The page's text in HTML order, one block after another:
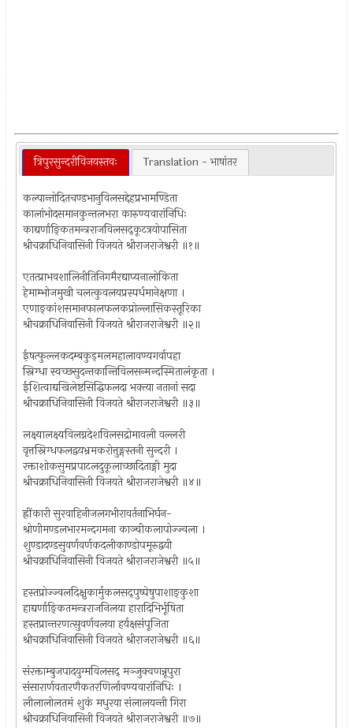
त्रिपुरसुन्दरीविजयस्तवः Translation - भाषांतर
कल्पान्तोदितचण्डभानुविलसद्देहप्रभामण्डिता
कालांभोदसमानकुन्तलभरा कारुण्यवारांनिधिः
काद्यर्णाङ्कितमन्त्रराजविलसद्कूटत्रयोपासिता
श्रीचक्राधिनिवासिनी विजयते श्रीराजराजेश्वरी ॥१॥
एतत्प्राभवशालिनीतिनिगमैरद्याप्यनालोकिता
हेमाम्भोजमुखी चलत्कुवलयप्रस्पर्धमानेक्षणा ।
एणाङ्कांशसमानफालफलकप्रोल्लासिकस्तूरिका
श्रीचक्राधिनिवासिनी विजयते श्रीराजराजेश्वरी ॥२॥
ईषत्फुल्लकदम्बकुड्मलमहालावण्यगर्वापहा
स्निग्धा स्वच्छसुदन्तकान्तिविलसन्मन्दस्मितालंकृता ।
ईशित्वाद्यखिलेष्टसिद्धिफलदा भक्त्या नतानां सदा
श्रीचक्राधिनिवासिनी विजयते श्रीराजराजेश्वरी ॥३॥
लक्ष्यालक्ष्यविलग्नदेशविलसद्रोमावली वल्लरी
वृत्तस्निग्धफलद्वयभ्रमकरोत्तुङ्गस्तनी सुन्दरी ।
रक्ताशोकसुमप्रपाटलदुकूलाच्छादिताङ्गी मुदा
श्रीचक्राधिनिवासिनी विजयते श्रीराजराजेश्वरी ॥४॥
ह्रींकारी सुरवाहिनीजलगभीरावर्तनाभिर्घन-
श्रोणीमण्डलभारमन्दगमना काञ्चीकलापोज्ज्वला ।
शुण्डादण्डसुवर्णवर्णकदलीकाण्डोपमूरुद्वयी
श्रीचक्राधिनिवासिनी विजयते श्रीराजराजेश्वरी ॥५॥
हस्तप्रोज्ज्वलदिक्षुकार्मुकलसद्पुष्पेषुपाशाङ्कुशा
हाद्यर्णाङ्कितमन्त्रराजनिलया हारादिभिर्भूषिता
हस्तप्रान्तरणत्सुवर्णवलया हर्यक्षसंपूजिता
श्रीचक्राधिनिवासिनी विजयते श्रीराजराजेश्वरी ॥६॥
संरक्ताम्बुजपादयुग्मविलसद् मञ्जुक्वणन्नूपुरा
संसारार्णवतारणैकतरणिर्लावण्यवारांनिधिः ।
लीलालोलतमं शुकं मधुरया संलालयन्ती गिरा
श्रीचक्राधिनिवासिनी विजयते श्रीराजराजेश्वरी ॥७॥